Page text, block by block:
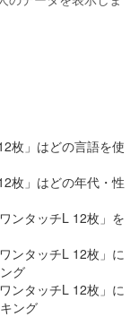
枚」はどの言語を使
枚」はどの年代・性
ンタッチL 12枚」を
ンタッチL 12枚」に
グ
ンタッチL 12枚」に
ング